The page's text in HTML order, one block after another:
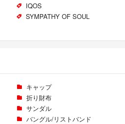
IQOS
SYMPATHY OF SOUL
キャップ
折り財布
サンダル
バングル/リストバンド